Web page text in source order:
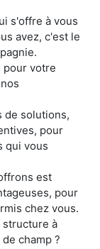
s'offre à vous
avez, c'est le
pour votre
de solutions,
pour
qui vous
est
pour
chez vous.
structure à
champ ?